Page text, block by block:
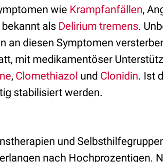
wie Krampfanfällen,
als Delirium tremens.
an diesen Symptomen
mit medikamentöser
, Clomethiazol und Clonidin. Ist
stabilisiert werden.
und
nach Hochprozentigen.